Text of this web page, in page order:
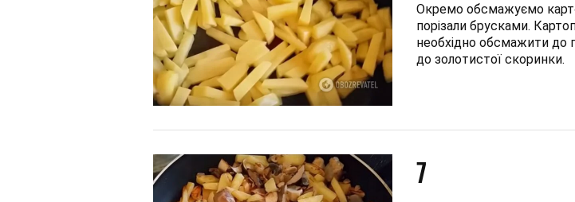
Окремо обсмажуємо
порізали брусками.
необхідно обсмажити до
до золотистої скоринки.
7